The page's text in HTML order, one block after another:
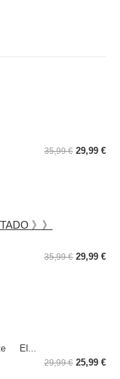
35,99 € 29,99 €
》》
35,99 € 29,99 €
El...
29,99 € 25,99 €